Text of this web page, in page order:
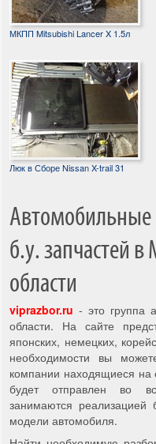
МКПП Mitsubishi Lancer X 1.5л
Люк в Сборе Nissan X-trail 31
Автомобильные
б.у. запчастей
области
viprazbor.ru - это группа
области. На сайте
японских, немецких,
необходимости вы
компании находящиеся на
будет отправлен во
занимаются реализацией
модели автомобиля.